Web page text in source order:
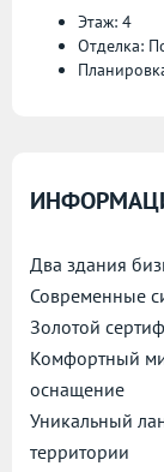
Этаж: 4
Отделка:
Два здания
Современные
Золотой
Комфортный
оснащение
Уникальный
территории